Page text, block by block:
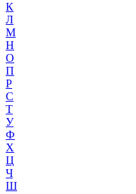
К
Л
М
Н
О
П
Р
С
Т
У
Ф
Х
Ц
Ч
Ш